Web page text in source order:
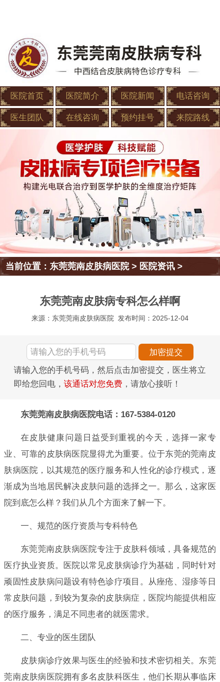
医院首页 医院简介 医院新闻 电话咨询
医生团队 在线咨询 预约挂号 来院路线
当前位置：东莞莞南皮肤病医院> 医院资讯 >
东莞莞南皮肤病专科怎么样啊
来源：东莞莞南皮肤病医院 发布时间：2025-12-04
请输入您的手机号码，然后点击加密提交，医生将立
即给您回电， 该通话对您免费 ，请放心接听！
东莞莞南皮肤病医院电话：167-5384-0120
在皮肤健康问题日益受到重视的今天，选择一家专
业、可靠的皮肤病医院显得尤为重要。位于东莞的莞南皮
肤病医院，以其规范的医疗服务和人性化的诊疗模式，逐
渐成为当地居民解决皮肤问题的选择之一。那么，这家医
院到底怎么样？我们从几个方面来了解一下。
一、规范的医疗资质与专科特色
东莞莞南皮肤病医院专注于皮肤科领域，具备规范的
医疗执业资质。医院以常见皮肤病诊疗为基础，同时针对
顽固性皮肤病问题设有特色诊疗项目。从痤疮、湿疹等日
常皮肤问题，到较为复杂的皮肤病症，医院均能提供相应
的医疗服务，满足不同患者的就医需求。
二、专业的医生团队
皮肤病诊疗效果与医生的经验和技术密切相关。东莞
莞南皮肤病医院拥有多名皮肤科医生，他们长期从事临床